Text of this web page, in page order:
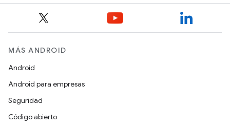
MÁS ANDROID
Android
Android para empresas
Seguridad
Código abierto